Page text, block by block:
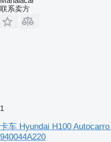
联系卖方
1
卡车 Hyundai H100
940044A220